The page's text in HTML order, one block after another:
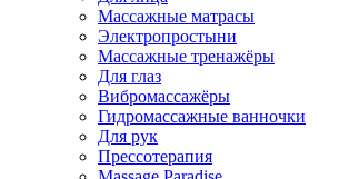
Массажные матрасы
Электропростыни
Массажные тренажёры
Для глаз
Вибромассажёры
Гидромассажные ванночки
Для рук
Прессотерапия